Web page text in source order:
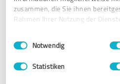
zusammen, die Sie ihnen
Rahmen Ihrer Nutzung der
Impressum
Einwilligungsauswahl
Notwendig
Statistiken
SEHR GUT
Besichtigungen wurden zeitnah
Vorstellungen. Der Aufwand